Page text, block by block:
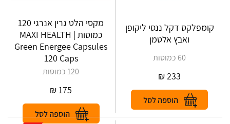
קומפלקס דקל ננסי ליקופן
ואבץ אלטמן
60 כמוסות
233
₪
מקסי הלט גרין אנרגי 120
כמוסות | MAXI HEALTH
Green Energee Capsules
120 Caps
120 כמוסות
175
₪